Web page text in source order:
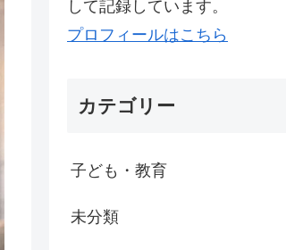
して記録しています。
プロフィールはこちら
カテゴリー
子ども・教育
未分類